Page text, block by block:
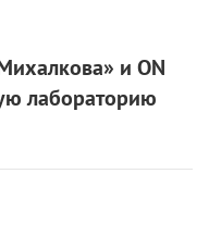
и ON
лабораторию